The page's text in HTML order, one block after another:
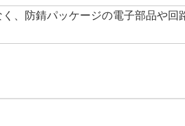
、防錆パッケージの電子部品や回